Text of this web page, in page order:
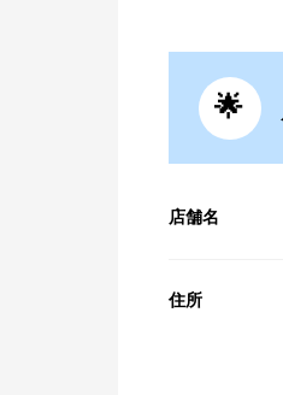
店舗名
住所